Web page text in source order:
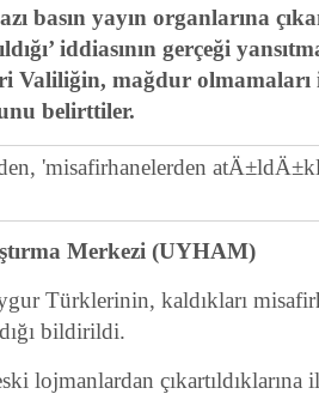
basın yayın organlarına
iddiasının gerçeği
Valiliğin, mağdur
belirttiler.
Merkezi (UYHAM)
Türklerinin, kaldıkları
bildirildi.
lojmanlardan